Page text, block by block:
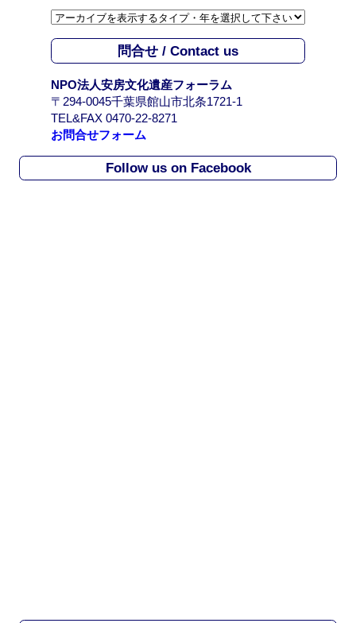
カ
イ
ブ
A
r
c
h
i
問合せ / Contact us
NPO法人安房文化遺産フォーラム
〒294-0045千葉県館山市北条1721-1
TEL&FAX 0470-22-8271
お問合せフォーム
Follow us on Facebook